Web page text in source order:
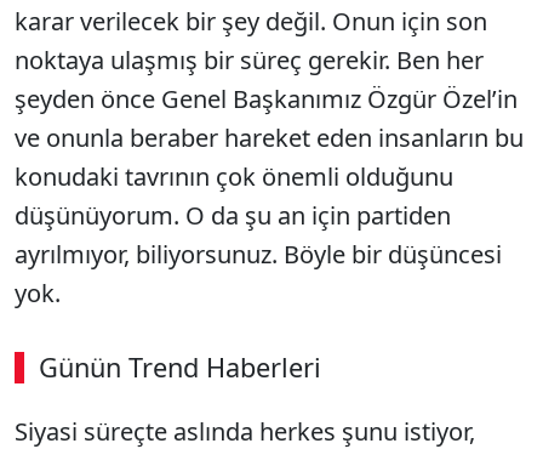
karar verilecek bir şey değil. Onun için son
noktaya ulaşmış bir süreç gerekir. Ben her
şeyden önce Genel Başkanımız Özgür Özel’in
ve onunla beraber hareket eden insanların bu
konudaki tavrının çok önemli olduğunu
düşünüyorum. O da şu an için partiden
ayrılmıyor, biliyorsunuz. Böyle bir düşüncesi
yok.
Günün Trend Haberleri
00:02 / 02:14
Sesi Aç
Siyasi süreçte aslında herkes şunu istiyor,